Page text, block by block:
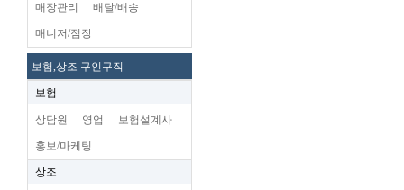
매장관리 배달/배송
매니저/점장
보험,상조 구인구직
보험
상담원 영업 보험설계사
홍보/마케팅
상조